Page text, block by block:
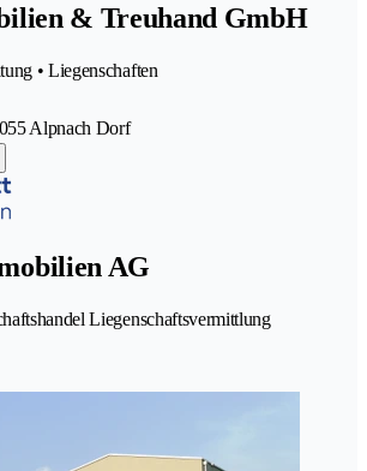
& Treuhand GmbH
• Liegenschaften
Alpnach Dorf
AG
Liegenschaftsvermittlung